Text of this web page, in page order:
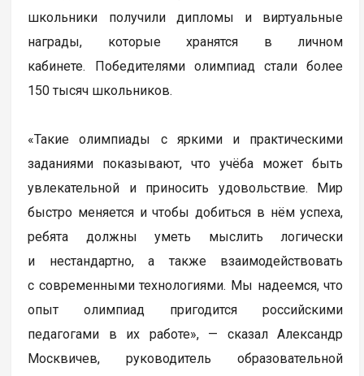
школьники получили дипломы и виртуальные
награды, которые хранятся в личном
кабинете. Победителями олимпиад стали более
150 тысяч школьников.
«Такие олимпиады с яркими и практическими
заданиями показывают, что учёба может быть
увлекательной и приносить удовольствие. Мир
быстро меняется и чтобы добиться в нём успеха,
ребята должны уметь мыслить логически
и нестандартно, а также взаимодействовать
с современными технологиями. Мы надеемся, что
опыт олимпиад пригодится российскими
педагогами в их работе», — сказал Александр
Москвичев, руководитель образовательной